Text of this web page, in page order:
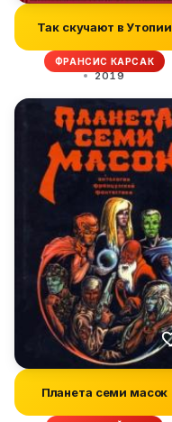
Так скучают в Утопии
ФРАНСИС КАРСАК
2019
Планета семи масок